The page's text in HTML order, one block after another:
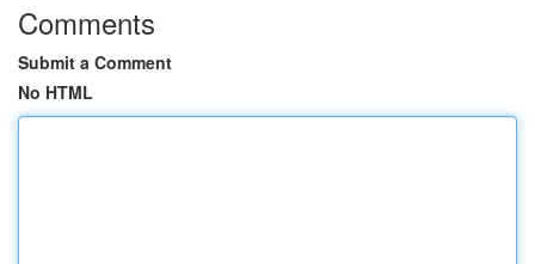
Comments
Submit a Comment
No HTML